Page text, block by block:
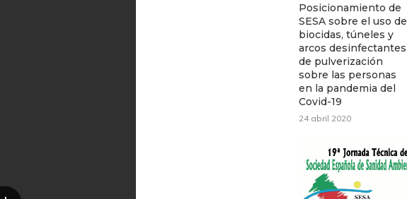
Posicionamiento de
SESA sobre el uso de
biocidas, túneles y
arcos desinfectantes
de pulverización
sobre las personas
en la pandemia del
Covid-19
24 abril 2020